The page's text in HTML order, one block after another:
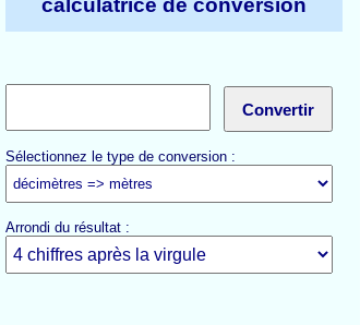
calculatrice de conversion
Sélectionnez le type de conversion :
Arrondi du résultat :